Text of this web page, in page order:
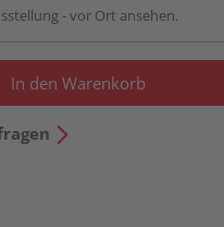
- vor Ort ansehen.
In den Warenkorb